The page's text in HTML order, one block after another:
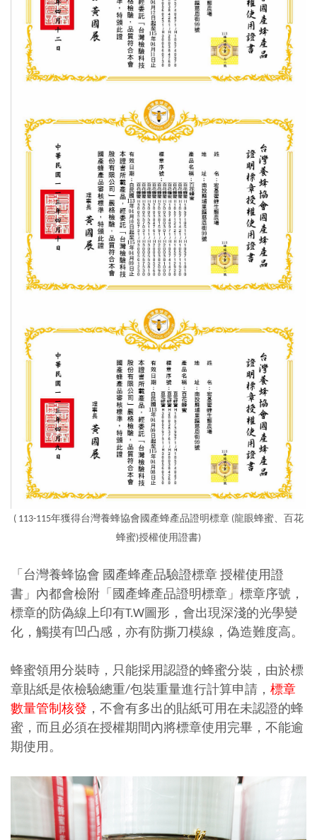
( 113-115年獲得台灣養蜂協會國產蜂產品證明標章 (龍眼蜂蜜、百花
蜂蜜)授權使用證書)
「台灣養蜂協會 國產蜂產品驗證標章 授權使用證
書」內都會檢附「國產蜂產品證明標章」標章序號，
標章的防偽線上印有T.W圖形，會出現深淺的光學變
化，觸摸有凹凸感，亦有防撕刀模線，偽造難度高。
蜂蜜領用分裝時，只能採用認證的蜂蜜分裝，由於標
章貼紙是依檢驗總重/包裝重量進行計算申請， 標章
數量管制核發 ，不會有多出的貼紙可用在未認證的蜂
蜜，而且必須在授權期間內將標章使用完畢，不能逾
期使用。